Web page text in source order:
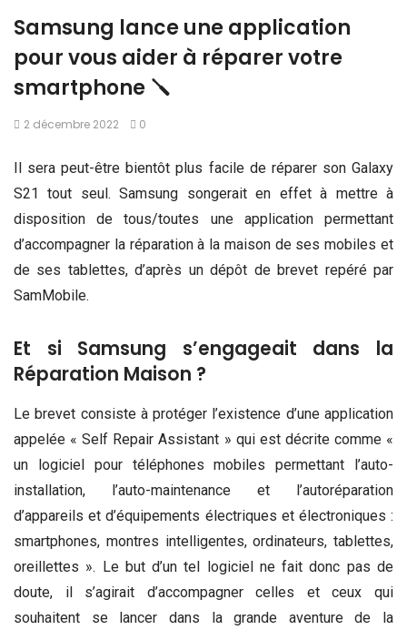
Samsung lance une application
pour vous aider à réparer votre
smartphone 🪛
2 décembre 2022 0
Il sera peut-être bientôt plus facile de réparer son Galaxy
S21 tout seul. Samsung songerait en effet à mettre à
disposition de tous/toutes une application permettant
d’accompagner la réparation à la maison de ses mobiles et
de ses tablettes, d’après un dépôt de brevet repéré par
SamMobile.
Et si Samsung s’engageait dans la
Réparation Maison ?
Le brevet consiste à protéger l’existence d’une application
appelée « Self Repair Assistant » qui est décrite comme «
un logiciel pour téléphones mobiles permettant l’auto-
installation, l’auto-maintenance et l’autoréparation
d’appareils et d’équipements électriques et électroniques :
smartphones, montres intelligentes, ordinateurs, tablettes,
oreillettes ». Le but d’un tel logiciel ne fait donc pas de
doute, il s’agirait d’accompagner celles et ceux qui
souhaitent se lancer dans la grande aventure de la